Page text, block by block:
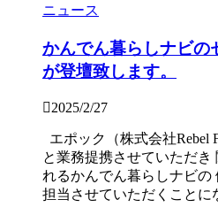
ニュース
かんでん暮らしナビの
が登壇致します。
2025/2/27
エポック（株式会社Rebel
と業務提携させていただき
れるかんでん暮らしナビの
担当させていただくことに